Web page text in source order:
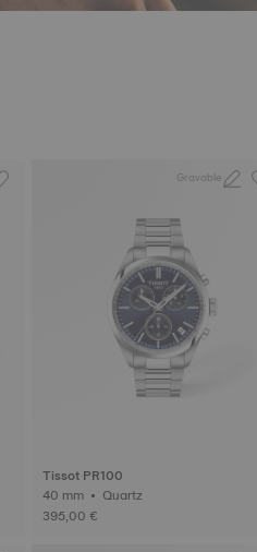
Gravable
Tissot PR100
40 mm • Quartz
395,00 €